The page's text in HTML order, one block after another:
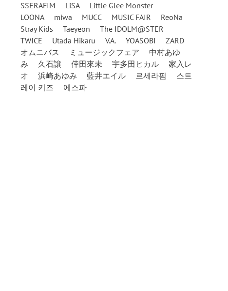
SSERAFIM
LiSA
Little Glee Monster
LOONA
miwa MUCC MUSIC FAIR
ReoNa
Stray Kids
Taeyeon
The IDOLM@STER
TWICE
Utada Hikaru V.A. YOASOBI
ZARD
オムニバス
ミュージックフェア
中村あゆ
み
久石譲 倖田來未 宇多田ヒカル
家入レ
オ
浜崎あゆみ 藍井エイル 르세라핌
스트
레이 키즈
에스파